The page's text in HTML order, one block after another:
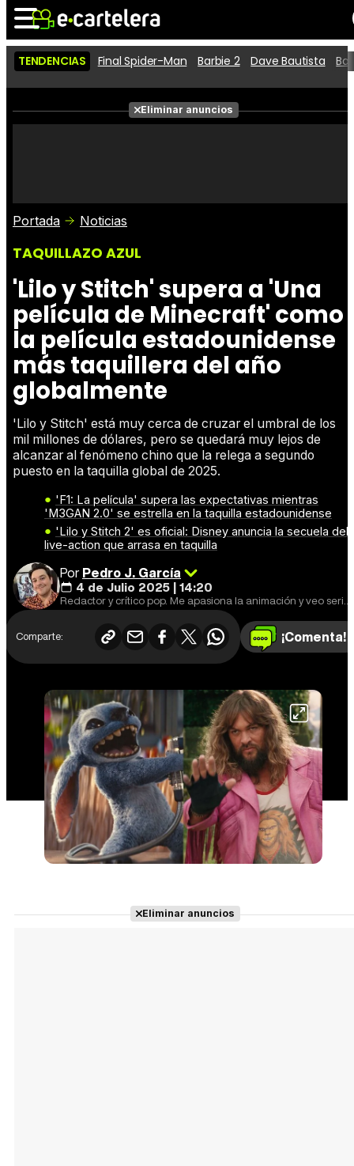
Noticias Cartelera
Películas
Críticas
TENDENCIAS Final Spider-Man Barbie 2 Dave Bautista
Eliminar anuncios
Portada Noticias
TAQUILLAZO AZUL
'Lilo y Stitch' supera a 'Una
película de Minecraft' como
la película estadounidense
más taquillera del año
globalmente
'Lilo y Stitch' está muy cerca de cruzar el umbral de los
mil millones de dólares, pero se quedará muy lejos de
alcanzar al fenómeno chino que la relega a segundo
puesto en la taquilla global de 2025.
'F1: La película' supera las expectativas mientras
'M3GAN 2.0' se estrella en la taquilla estadounidense
'Lilo y Stitch 2' es oficial: Disney anuncia la secuela del
live-action que arrasa en taquilla
PorPedro J. García
4 de Julio 2025 | 14:20
Redactor y crítico pop. Me apasiona la animación y veo series por encima de mis posibilidades.
Comparte: ¡Comenta!
Eliminar anuncios